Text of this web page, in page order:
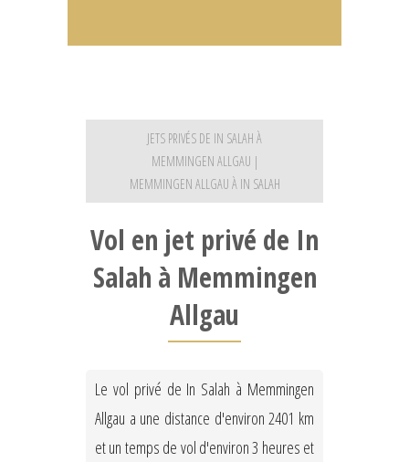
JETS PRIVÉS DE IN SALAH À
MEMMINGEN ALLGAU |
MEMMINGEN ALLGAU À IN SALAH
Vol en jet privé de In
Salah à Memmingen
Allgau
Le vol privé de In Salah à Memmingen
Allgau a une distance d'environ 2401 km
et un temps de vol d'environ 3 heures et